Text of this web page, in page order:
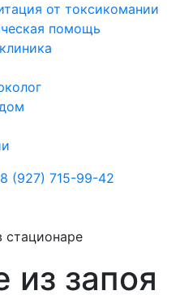
от токсикомании
помощь
8 (927) 715-99-42
стационаре
из запоя